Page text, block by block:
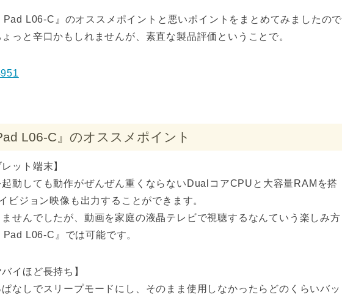
L06-C』のオススメポイントと悪いポイントをまとめてみましたので
っと辛口かもしれませんが、素直な製品評価ということで。
L06-C』のオススメポイント
ット端末】
動しても動作がぜんぜん重くならないDualコアCPUと大容量RAMを搭
ビジョン映像も出力することができます。
せんでしたが、動画を家庭の液晶テレビで視聴するなんていう楽しみ方
L06-C』では可能です。
イほど長持ち】
なしでスリープモードにし、そのまま使用しなかったらどのくらいバッ